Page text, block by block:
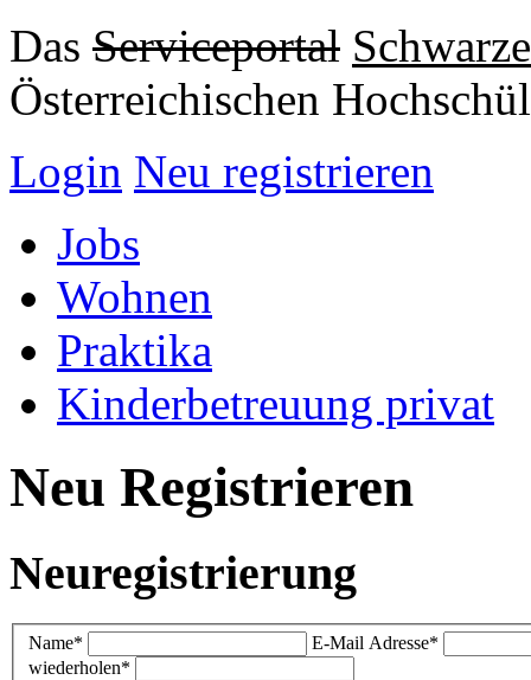
Das Serviceportal
Österreichischen
Login Neu registrieren
Jobs
Wohnen
Praktika
Kinderbetreuung privat
Neu Registrieren
Neuregistrierung
Name*
E-Mail Adresse*
wiederholen*